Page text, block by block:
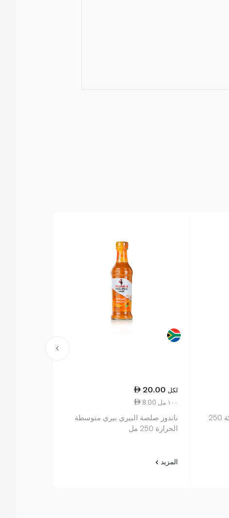
كيكومان صلصة ترياكي سميكة 250
20.00 لكل
8.00 ١٠٠ مل
ناندوز صلصة البيري بيري متوسطة
الحرارة 250 مل
المزيد